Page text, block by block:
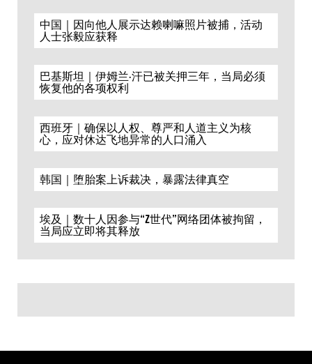
中国｜因向他人展示达赖喇嘛照片被捕，活动
人士张毅应获释
巴基斯坦｜伊姆兰·汗已被关押三年，当局必须
恢复他的各项权利
西班牙｜确保以人权、尊严和人道主义为核
心，应对休达飞地异常的人口涌入
韩国｜堕胎案上诉裁决，暴露法律真空
埃及｜数十人因参与“Z世代”网络团体被拘留，
当局应立即将其释放